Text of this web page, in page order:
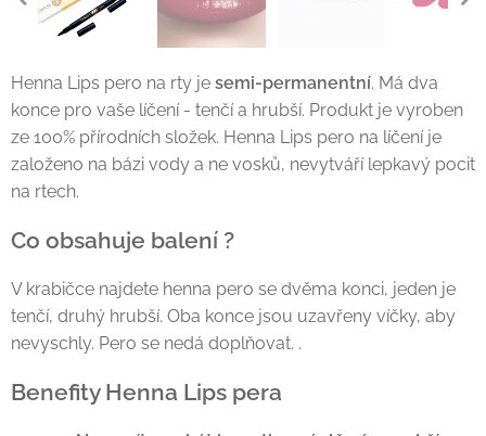
Henna Lips pero na rty je semi-permanentní. Má dva
konce pro vaše líčení - tenčí a hrubší. Produkt je vyroben
ze 100% přírodních složek. Henna Lips pero na líčení je
založeno na bázi vody a ne vosků, nevytváří lepkavý pocit
na rtech.
Co obsahuje balení ?
V krabičce najdete henna pero se dvěma konci, jeden je
tenčí, druhý hrubší. Oba konce jsou uzavřeny víčky, aby
nevyschly. Pero se nedá doplňovat. .
Benefity Henna Lips pera